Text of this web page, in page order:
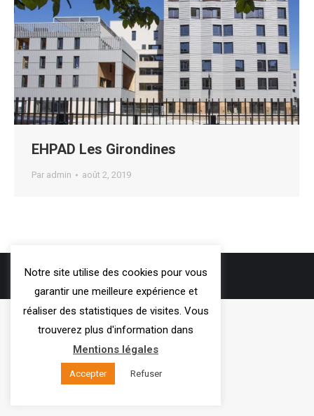
EHPAD Les Girondines
Par admin août 2, 2019
3VOIE- 2019
Notre site utilise des cookies pour vous
garantir une meilleure expérience et
réaliser des statistiques de visites. Vous
trouverez plus d'information dans
Mentions légales
Accepter Refuser